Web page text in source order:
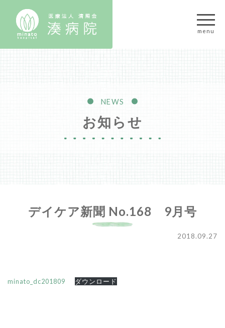
NEWS
お知らせ
デイケア新聞 No.168 9月号
2018.09.27
minato_dc201809 ダウンロード